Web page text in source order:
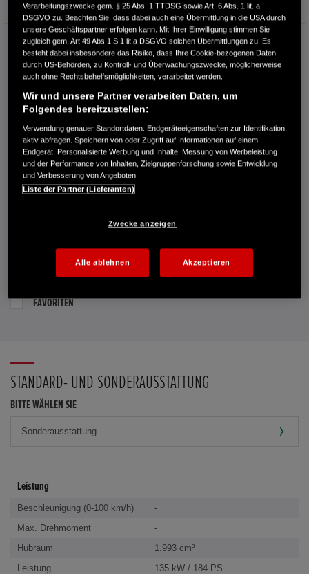
Bauart Limousine
BERNHARD HARMDIERKS GMBH
Ekernstraße 6
26125 Oldenburg
RUFEN SIE UNS AN:
0441 350277-0
Route planen
Händlerbestand anzeigen
Dealer Website anzeigen
Händler kontaktieren
PROBEFAHRT VEREINBAREN
FAVORITEN
STANDARD- UND SONDERAUSSTATTUNG
BITTE WÄHLEN SIE
Leistung
Beschleunigung (0-100 km/h)
-
Max. Drehmoment
-
Hubraum
1.993 cm³
Leistung
135 kW / 184 PS
Verarbeitungszwecke gem. § 25 Abs. 1 TTDSG sowie Art. 6 Abs. 1 lit. a
DSGVO zu. Beachten Sie, dass dabei auch eine Übermittlung in die USA durch
unsere Geschäftspartner erfolgen kann. Mit Ihrer Einwilligung stimmen Sie
zugleich gem. Art.49 Abs.1 S.1 lit.a DSGVO solchen Übermittlungen zu. Es
besteht dabei insbesondere das Risiko, dass Ihre Cookie-bezogenen Daten
durch US-Behörden, zu Kontroll- und Überwachungszwecke, möglicherweise
auch ohne Rechtsbehelfsmöglichkeiten, verarbeitet werden.
Wir und unsere Partner verarbeiten Daten, um
Folgendes bereitzustellen:
Verwendung genauer Standortdaten. Endgeräteeigenschaften zur Identifikation
aktiv abfragen. Speichern von oder Zugriff auf Informationen auf einem
Endgerät. Personalisierte Werbung und Inhalte, Messung von Werbeleistung
und der Performance von Inhalten, Zielgruppenforschung sowie Entwicklung
und Verbesserung von Angeboten.
Liste der Partner (Lieferanten)
Zwecke anzeigen
Alle ablehnen Akzeptieren